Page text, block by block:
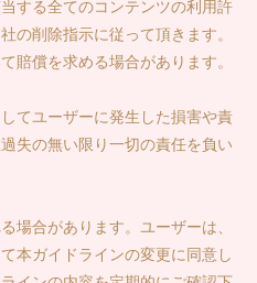
する全てのコンテンツの利用許
の削除指示に従って頂きます。
賠償を求める場合があります。
てユーザーに発生した損害や責
失の無い限り一切の責任を負い
場合があります。ユーザーは、
本ガイドラインの変更に同意し